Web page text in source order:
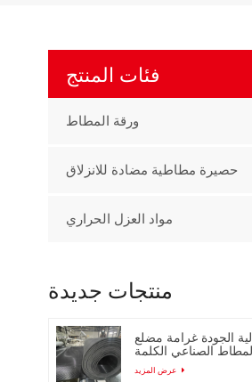
فئات المنتج
ورقة المطاط
حصيرة مطاطية مضادة للانزلاق
مواد العزل الحراري
منتجات جديدة
الجودة غرامة مضلع
الصناعي الكلمة
حصيرة عرض المزيد